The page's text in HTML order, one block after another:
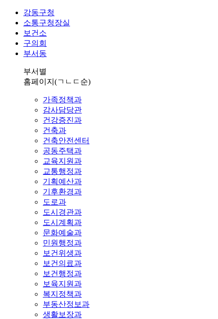
강동구청
소통구청장실
보건소
구의회
부서동
부서별
홈페이지 (ㄱㄴㄷ순)
가족정책과
감사담당관
건강증진과
건축과
건축안전센터
공동주택과
교육지원과
교통행정과
기획예산과
기후환경과
도로과
도시경관과
도시계획과
문화예술과
민원행정과
보건위생과
보건의료과
보건행정과
보육지원과
복지정책과
부동산정보과
생활보장과